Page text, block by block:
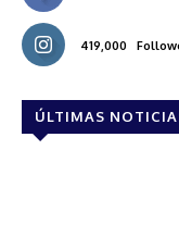
419,000
ÚLTIMAS